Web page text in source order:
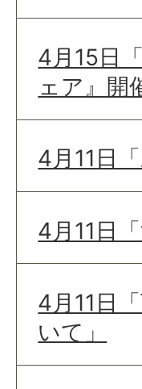
4月15日
ェア』開
4月11日
4月11日
4月11日
いて」